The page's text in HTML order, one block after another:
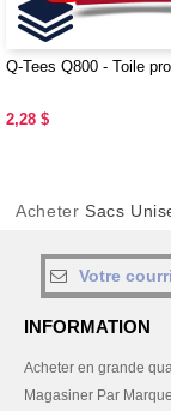
Q-Tees Q800 - Toile
2,28 $
Acheter Sacs
INFORMATION
Acheter en grande
Magasiner Par Marque